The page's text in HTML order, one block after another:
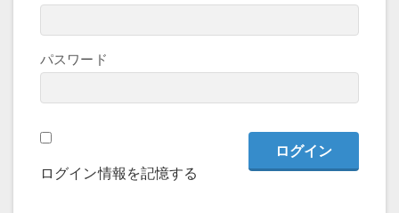
パスワード
ログイン情報を記憶する